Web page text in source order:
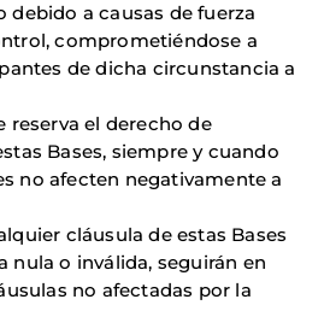
debido a causas de fuerza
comprometiéndose a
de dicha circunstancia a
reserva el derecho de
Bases, siempre y cuando
no afecten negativamente a
cláusula de estas Bases
nula o inválida, seguirán en
no afectadas por la